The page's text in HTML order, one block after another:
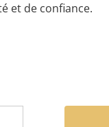
et de confiance.